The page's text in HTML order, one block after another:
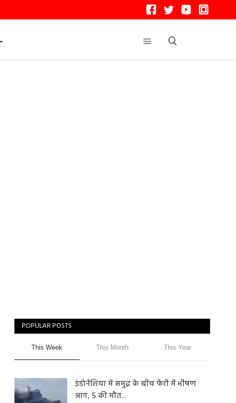
POPULAR POSTS
This Week This Month This Year
इंडोनेशिया में समुद्र के बीच फेरी में भीषण
आग, 5 की मौत...